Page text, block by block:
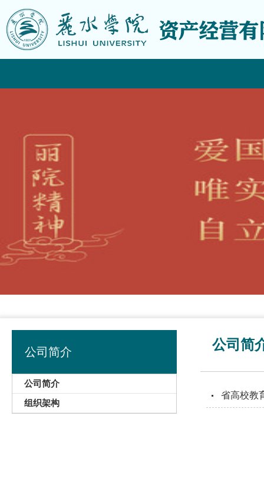
公司简介
公司简介
组织架构
公司简
省高校教